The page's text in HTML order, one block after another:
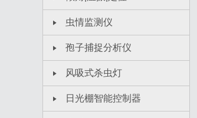
虫情监测仪
孢子捕捉分析仪
风吸式杀虫灯
日光棚智能控制器